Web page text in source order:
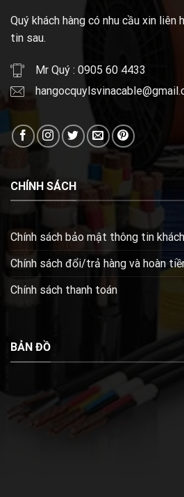
Quý khách hàng có nhu cầu xin
tin sau.
Mr Quý : 0905 60 4433
CHÍNH SÁCH
Chính sách bảo mật thông tin
Chính sách đổi/trả hàng và hoàn
Chính sách thanh toán
BẢN ĐỒ